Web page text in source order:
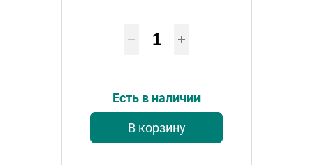
Есть в наличии
В корзину